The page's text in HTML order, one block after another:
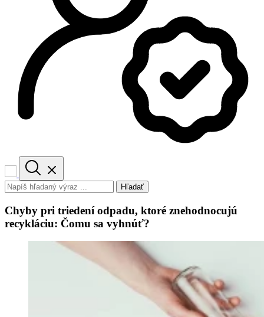
Hľadať
Chyby pri triedení odpadu, ktoré znehodnocujú
recykláciu: Čomu sa vyhnúť?